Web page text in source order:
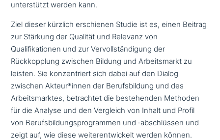
unterstützt werden kann.
Ziel dieser kürzlich erschie­nen Studie ist es, einen Beitrag
zur Stärkung der Qualität und Relevanz von
Qualifikationen und zur Vervollständigung der
Rückkopplung zwischen Bildung und Arbeitsmarkt zu
leisten. Sie kon­zen­triert sich dabei auf den Dialog
zwischen Akteur*innen der Berufsbildung und des
Arbeitsmarktes, betrach­tet die bestehen­den Methoden
für die Analyse und den Vergleich von Inhalt und Profil
von Berufsbildungsprogrammen und ‑abschlüs­sen und
zeigt auf, wie diese wei­ter­ent­wickelt werden können.